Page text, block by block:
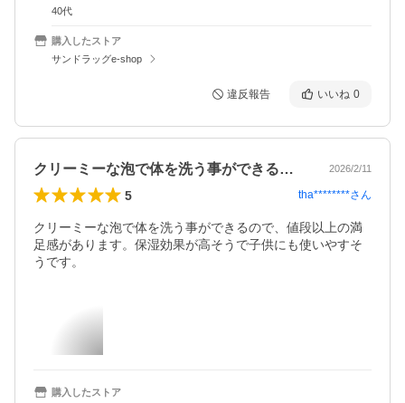
40代
購入したストア
サンドラッグe-shop
違反報告 いいね 0
クリーミーな泡で体を洗う事ができるので… 2026/2/11
5 tha********さん
クリーミーな泡で体を洗う事ができるので、値段以上の満
足感があります。保湿効果が高そうで子供にも使いやすそ
うです。
購入したストア